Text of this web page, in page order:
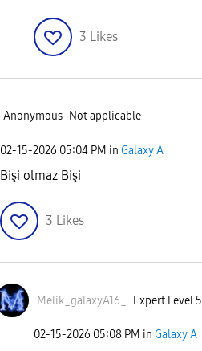
3 Likes
Anonymous Not applicable
‎02-15-2026 05:04 PM in Galaxy A
Bişi olmaz Bişi
3 Likes
Melik_galaxyA16 Expert Level 5
‎02-15-2026 05:08 PM in Galaxy A